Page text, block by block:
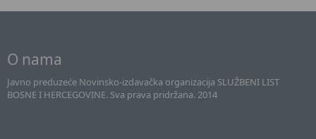
O nama
Javno preduzeće Novinsko-izdavačka organizacija SLUŽBENI LIST
BOSNE I HERCEGOVINE. Sva prava pridržana. 2014